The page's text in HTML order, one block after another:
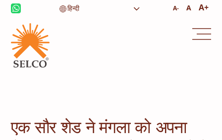
A- A A+
आजीविका
समुदाय
एक सौर शेड ने मंगला को अपना